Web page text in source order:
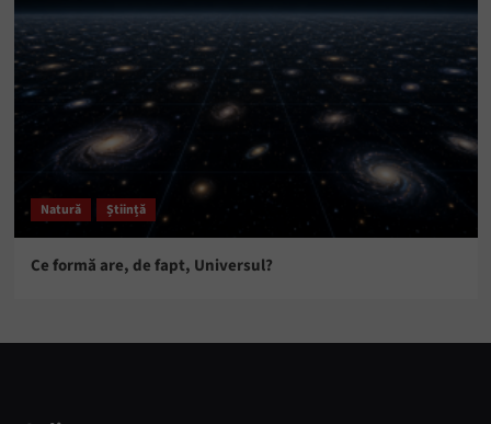
Natură Știință
Ce formă are, de fapt, Universul?